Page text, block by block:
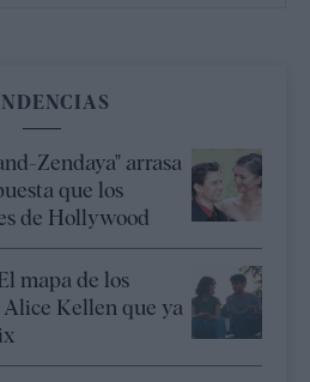
Zendaya" arrasa
que los
de Hollywood
mapa de los
Alice Kellen que ya